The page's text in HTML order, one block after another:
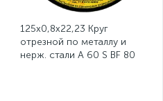
125х0,8х22,23 Круг
отрезной по металлу и
нерж. стали A 60 S BF 80